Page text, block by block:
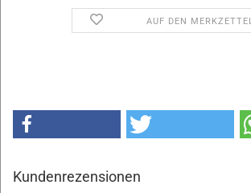
AUF DEN MERKZETTEL
Kundenrezensionen